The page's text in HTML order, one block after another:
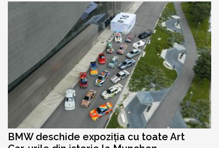
BMW deschide expoziția cu toate Art